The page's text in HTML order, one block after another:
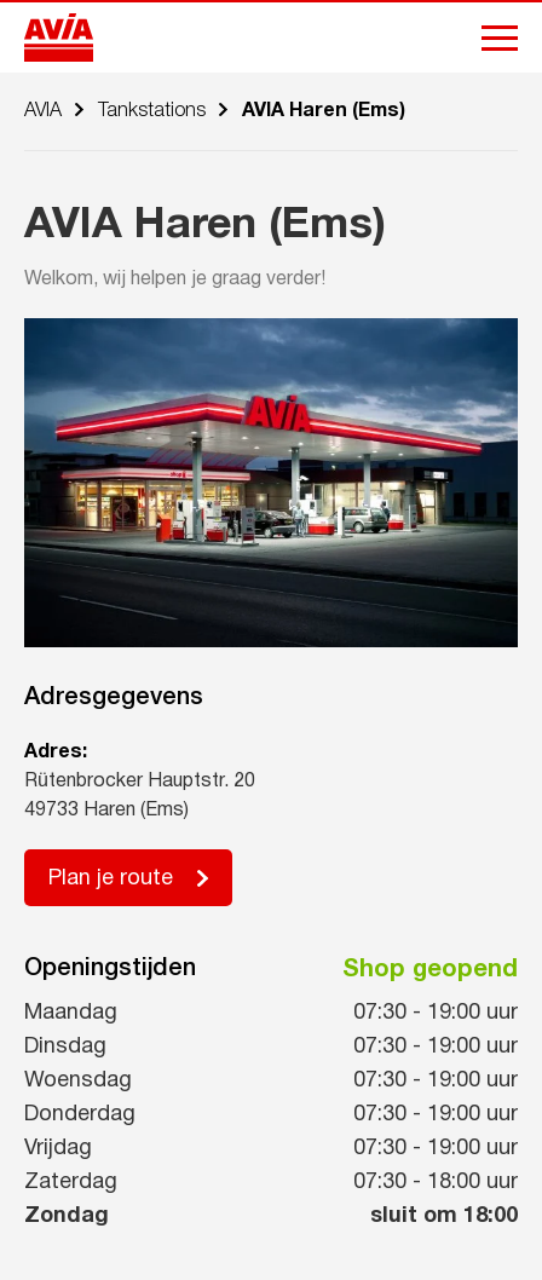
AVIA Tankstations AVIA Haren (Ems)
AVIA Haren (Ems)
Welkom, wij helpen je graag verder!
Adresgegevens
Adres:
Rütenbrocker Hauptstr. 20
49733 Haren (Ems)
Plan je route
Openingstijden Shop geopend
Maandag 07:30 - 19:00 uur
Dinsdag
07:30 - 19:00 uur
Woensdag
07:30 - 19:00 uur
Donderdag
07:30 - 19:00 uur
Vrijdag
07:30 - 19:00 uur
Zaterdag
07:30 - 18:00 uur
Zondag
sluit om 18:00